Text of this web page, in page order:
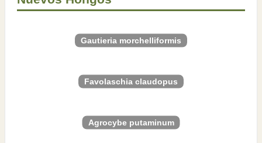
Gautieria morchelliformis
Favolaschia claudopus
Agrocybe putaminum